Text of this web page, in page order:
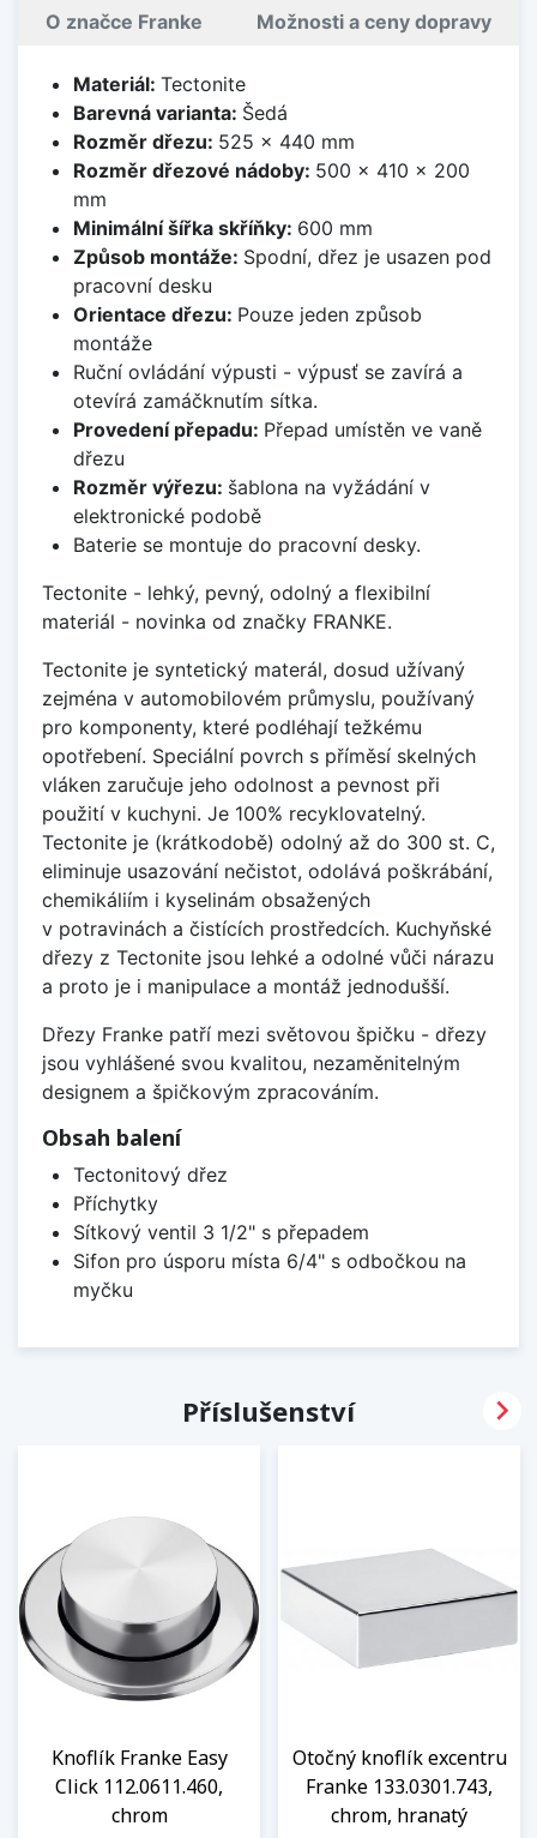
O značce Franke Možnosti a ceny dopravy
Materiál: Tectonite
Barevná varianta: Šedá
Rozměr dřezu: 525 x 440 mm
Rozměr dřezové nádoby: 500 x 410 x 200
mm
Minimální šířka skříňky: 600 mm
Způsob montáže: Spodní, dřez je usazen pod
pracovní desku
Orientace dřezu: Pouze jeden způsob
montáže
Ruční ovládání výpusti - výpusť se zavírá a
otevírá zamáčknutím sítka.
Provedení přepadu: Přepad umístěn ve vaně
dřezu
Rozměr výřezu: šablona na vyžádání v
elektronické podobě
Baterie se montuje do pracovní desky.
Tectonite - lehký, pevný, odolný a flexibilní
materiál - novinka od značky FRANKE.
Tectonite je syntetický materál, dosud užívaný
zejména v automobilovém průmyslu, používaný
pro komponenty, které podléhají težkému
opotřebení. Speciální povrch s příměsí skelných
vláken zaručuje jeho odolnost a pevnost při
použití v kuchyni. Je 100% recyklovatelný.
Tectonite je (krátkodobě) odolný až do 300 st. C,
eliminuje usazování nečistot, odolává poškrábání,
chemikáliím i kyselinám obsažených
v potravinách a čistících prostředcích. Kuchyňské
dřezy z Tectonite jsou lehké a odolné vůči nárazu
a proto je i manipulace a montáž jednodušší.
Dřezy Franke patří mezi světovou špičku - dřezy
jsou vyhlášené svou kvalitou, nezaměnitelným
designem a špičkovým zpracováním.
Obsah balení
Tectonitový dřez
Příchytky
Sítkový ventil 3 1/2" s přepadem
Sifon pro úsporu místa 6/4" s odbočkou na
myčku
Příslušenství
Knoflík Franke Easy
Click 112.0611.460,
chrom
Otočný knoflík excentru
Franke 133.0301.743,
chrom, hranatý
